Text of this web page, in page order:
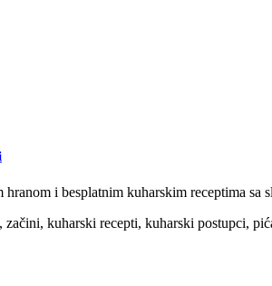
i besplatnim kuharskim receptima sa
kuharski recepti, kuharski postupci,